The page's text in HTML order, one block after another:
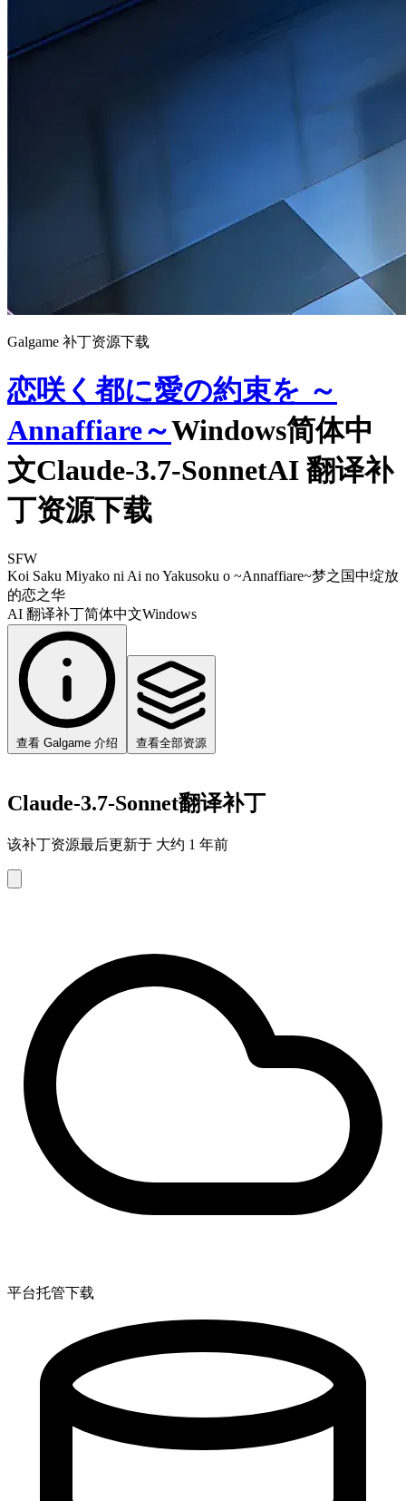
Galgame 补丁资源下载
恋咲く都に愛の約束を ～
Annaffiare～Windows简体中
文Claude-3.7-SonnetAI 翻译补
丁资源下载
SFW
Koi Saku Miyako ni Ai no Yakusoku o ~Annaffiare~梦之国中绽放
的恋之华
AI 翻译补丁简体中文Windows
查看 Galgame 介绍 查看全部资源
Claude-3.7-Sonnet翻译补丁
该补丁资源最后更新于 大约 1 年前
平台托管下载